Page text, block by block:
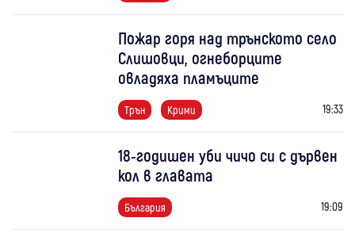
Пожар горя над трънското село
Слишовци, огнеборците
овладяха пламъците
Трън Крими 19:33
18-годишен уби чичо си с дървен
кол в главата
България 19:09